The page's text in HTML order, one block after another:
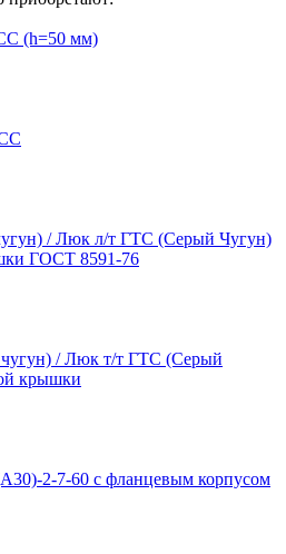
(h=50 мм)
/ Люк л/т ГТС (Серый Чугун)
ГОСТ 8591-76
/ Люк т/т ГТС (Серый
крышки
2-7-60 с фланцевым корпусом